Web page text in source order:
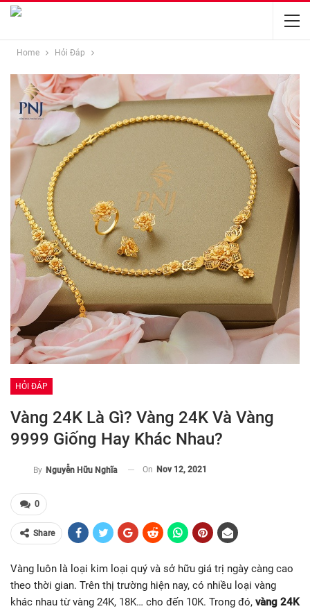
Home Hỏi Đáp
HỎI ĐÁP
Vàng 24K Là Gì? Vàng 24K Và Vàng
9999 Giống Hay Khác Nhau?
By Nguyễn Hữu Nghĩa On Nov 12, 2021
0
Share
Vàng luôn là loại kim loại quý và sở hữu giá trị ngày càng cao
theo thời gian. Trên thị trường hiện nay, có nhiều loại vàng
khác nhau từ vàng 24K, 18K… cho đến 10K. Trong đó, vàng 24K